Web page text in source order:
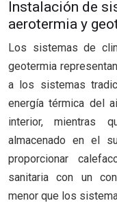
Instalación de
aerotermia y
Los sistemas de
geotermia
a los sistemas
energía térmica del
interior, mientras
almacenado en el
proporcionar
sanitaria con un
menor que los